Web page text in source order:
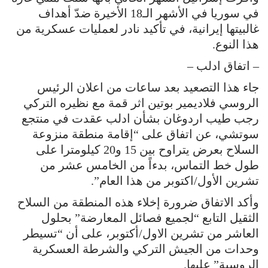
في سوريا في الأشهر الـ18 الأخيرة ضدّ أهداف
غالبيتها إيرانية، في تأكيد نادر لعمليات عسكرية من
هذا النوع.
– اتفاق ادلب –
جاء هذا التصعيد بعد ساعات من اعلان الرئيس
الروسي فلاديمير بوتين اثر قمة مع نظيره التركي
رجب طيب اردوغان بشأن ادلب عقدت في منتجع
سوتشي، عن اتفاق على “إقامة منطقة منزوعة
السلاح بعرض يتراوح بين 15 و20 كيلومترا على
طول خط التماس، بدءاً من الخامس عشر من
تشرين الأول/اكتوبر من هذا العام”.
وأكد الاتفاق ضرورة إخلاء هذه المنطقة من السلاح
الثقيل التابع “لجميع فصائل المعارضة” بحلول
العاشر من تشرين الاول/أكتوبر، على أن “تسيطر
وحدات من الجيش التركي والشرطة العسكرية
الروسية” عليها.